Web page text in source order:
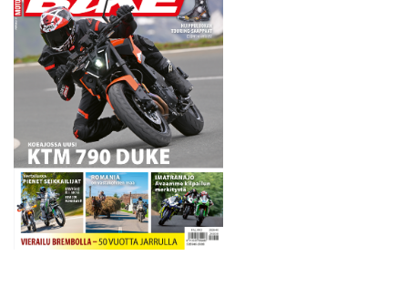
myös ympäristötekijät…